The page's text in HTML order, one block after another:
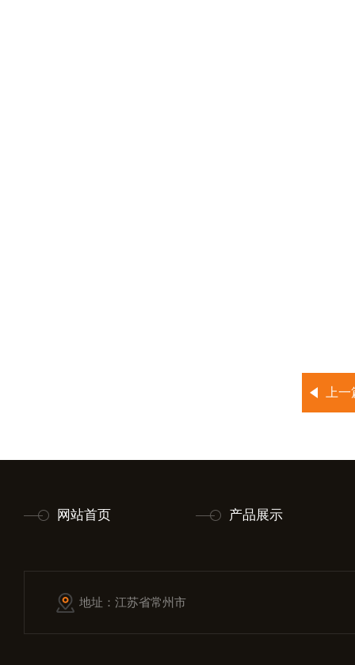
上
网站首页 产品展示
地址：江苏省常州市